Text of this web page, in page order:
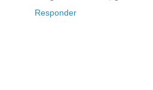
Responder